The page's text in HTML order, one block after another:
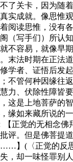
了关卡，因为随
实成就。像思惟
阅读思惟，没有
（写手们）所认
不容易，就像早
末法时期在正法
学者、证悟后发
不管何种因缘往
力、伏除性障皆
这是上地菩萨的智
缘如来藏所说的
正觉的无相念
评。但是佛菩提
】(〈正觉的反
，却一味怪罪别